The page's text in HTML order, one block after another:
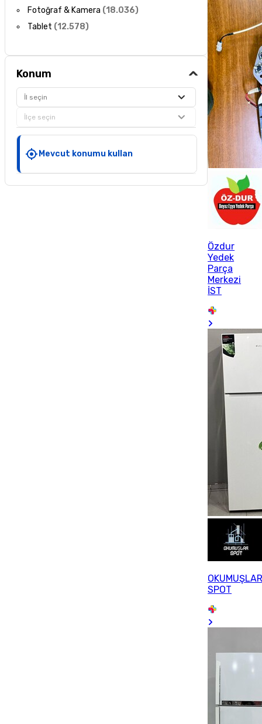
Fotoğraf & Kamera (18.036)
Tablet (12.578)
Konum
İl seçin
İlçe seçin
Mevcut konumu kullan
Özdur
Yedek
Parça
Merkezi
İST
SPOT